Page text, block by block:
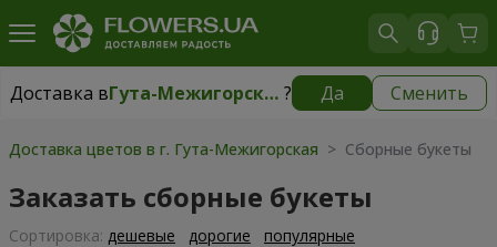
Доставка в Гута-Межигорская ? Да Сменить
Доставка вГута-Межигорская |бесплатно
Доставка цветов в г. Гута-Межигорская > Сборные букеты
Заказать сборные букеты
Cортировка: дешевые дорогие популярные